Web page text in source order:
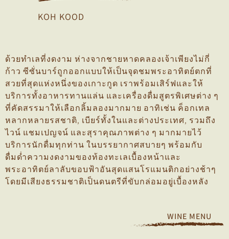
KOH KOOD
ด้วยทำเลที่งดงาม ห่างจากชายหาดคลองเจ้าเพียงไม่กี่
ก้าว ซีซั่นบาร์ถูกออกแบบให้เป็นจุดชมพระอาทิตย์ตกที่
สวยที่สุดแห่งหนึ่งของเกาะกูด เราพร้อมเสิร์ฟและให้
บริการทั้งอาหารทานแล่น และเครื่องดื่มสูตรพิเศษต่าง ๆ
ที่คัดสรรมาให้เลือกลิ้มลองมากมาย อาทิเช่น ค็อกเทล
หลากหลายรสชาติ, เบียร์ทั้งในและต่างประเทศ, รวมถึง
ไวน์ แชมเปญจน์ และสุราคุณภาพต่าง ๆ มากมายไว้
บริการนักดื่มทุกท่าน ในบรรยากาศสบายๆ พร้อมกับ
ดื่มด่ำความงดงามของท้องทะเลเบื้องหน้าและ
พระอาทิตย์ลาลับขอบฟ้าอันสุดแสนโรแมนติกอย่างช้าๆ
โดยมีเสียงธรรมชาติเป็นดนตรีที่ขับกล่อมอยู่เบื้องหลัง
WINE MENU